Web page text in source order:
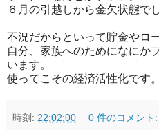
６月の引越しから金欠状態で
不況だからといって貯金やロ
自分、家族へのためになにか
います。
使ってこその経済活性化です。
時刻: 22:02:00 0 件のコメント: